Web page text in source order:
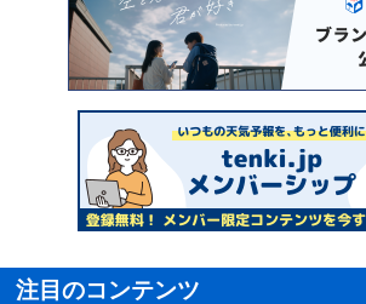
注目のコンテンツ